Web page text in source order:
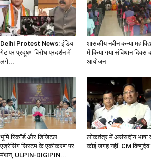
Delhi Protest News: इंडिया
गेट पर प्रदूषण विरोध प्रदर्शन में
लगे...
शासकीय नवीन कन्या
में किया गया संविधान दिवस
आयोजन
भूमि रिकॉर्ड और डिजिटल
एड्रेसिंग सिस्टम के एकीकरण पर
मंथन, ULPIN-DIGIPIN...
लोकतंत्र में असंसदीय भाषा
कोई जगह नहीं: CM विष्णुदेव